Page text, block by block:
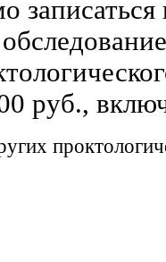
записаться
руб.,